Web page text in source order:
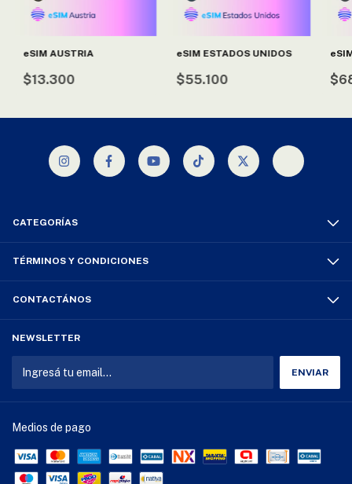
eSIM AUSTRIA
$13.300
eSIM ESTADOS UNIDOS
$55.100
CATEGORÍAS
TÉRMINOS Y CONDICIONES
CONTACTÁNOS
NEWSLETTER
Medios de pago